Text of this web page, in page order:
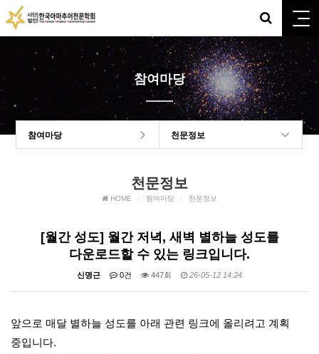
참여마당
참여마당 천문정보
천문정보
HOME 참여마당 천문정보
[월간 성도] 월간 저녁, 새벽 별하늘 성도를
다운로드할 수 있는 링크입니다.
신명근 0건 447회 26-05-12 14:24
앞으로 매달 별하늘 성도를 아래 관련 링크에 올리려고 계획
중입니다.